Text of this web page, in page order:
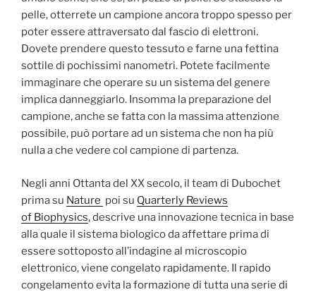
pelle, otterrete un campione ancora troppo spesso per
poter essere attraversato dal fascio di elettroni.
Dovete prendere questo tessuto e farne una fettina
sottile di pochissimi nanometri. Potete facilmente
immaginare che operare su un sistema del genere
implica danneggiarlo. Insomma la preparazione del
campione, anche se fatta con la massima attenzione
possibile, può portare ad un sistema che non ha più
nulla a che vedere col campione di partenza.
Negli anni Ottanta del XX secolo, il team di Dubochet
prima su Nature poi su Quarterly Reviews
of Biophysics, descrive una innovazione tecnica in base
alla quale il sistema biologico da affettare prima di
essere sottoposto all’indagine al microscopio
elettronico, viene congelato rapidamente. Il rapido
congelamento evita la formazione di tutta una serie di